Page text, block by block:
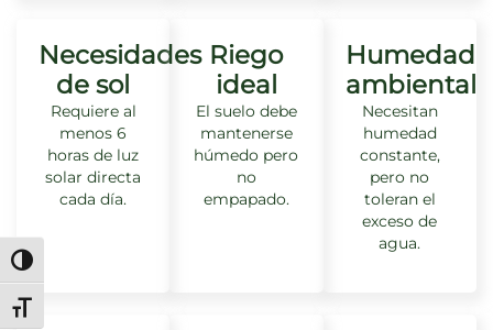
Alternar alto contraste
Alternar tamaño de letra
Necesidades
de sol
Requiere al
menos 6
horas de luz
solar directa
cada día.
Riego
ideal
El suelo debe
mantenerse
húmedo pero
no
empapado.
Humedad
ambiental
Necesitan
humedad
constante,
pero no
toleran el
exceso de
agua.